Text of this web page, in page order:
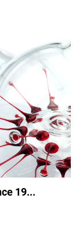
19...